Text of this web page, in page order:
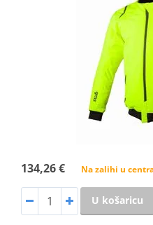
134,26 € Na zalihi u
U košaricu